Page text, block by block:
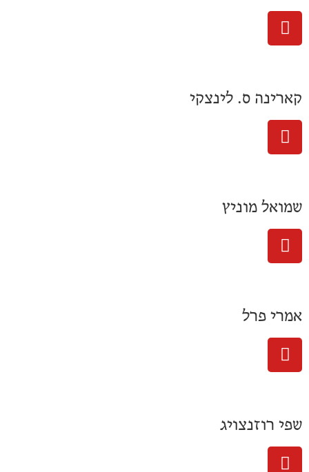
קארינה ס. לינצקי
שמואל מוניץ
אמרי פרל
שפי רוזנצויג